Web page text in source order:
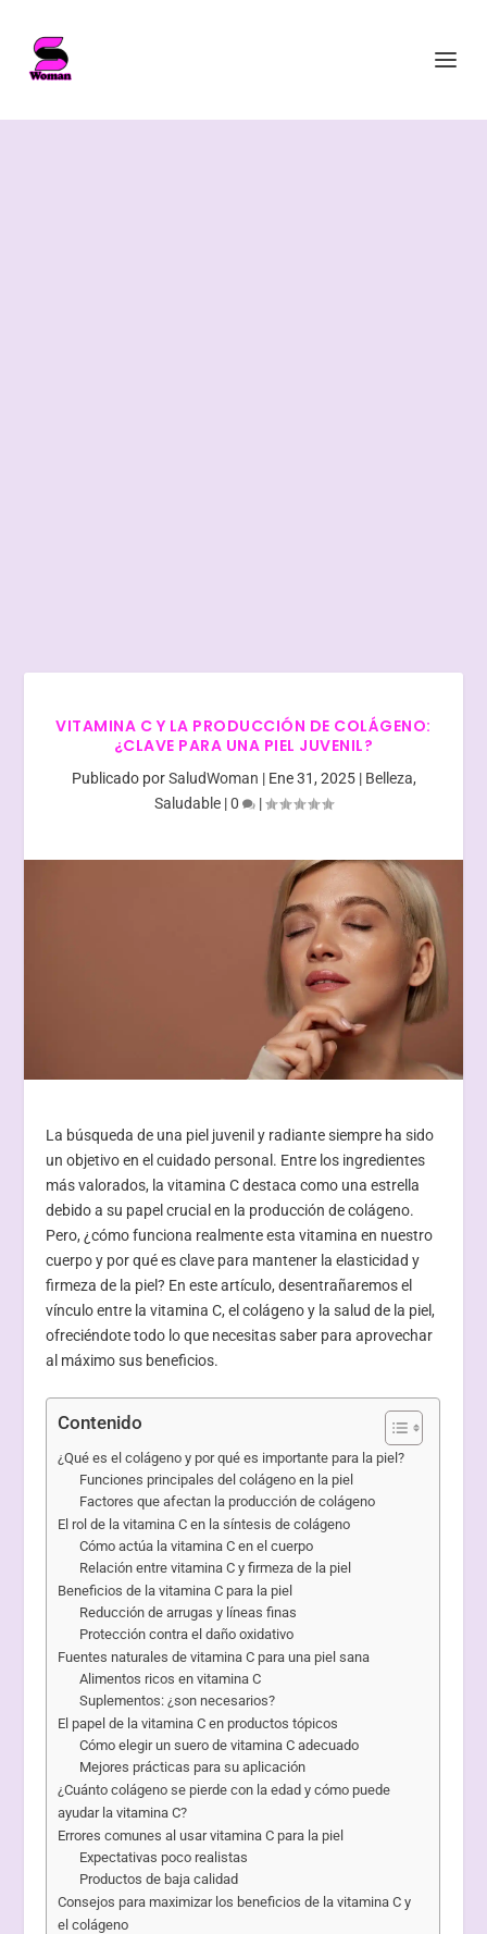
VITAMINA C Y LA PRODUCCIÓN DE COLÁGENO:
¿CLAVE PARA UNA PIEL JUVENIL?
Publicado porSaludWoman | Ene 31, 2025| Belleza,
Saludable |0 |
La búsqueda de una piel juvenil y radiante siempre ha sido
un objetivo en el cuidado personal. Entre los ingredientes
más valorados, la vitamina C destaca como una estrella
debido a su papel crucial en la producción de colágeno.
Pero, ¿cómo funciona realmente esta vitamina en nuestro
cuerpo y por qué es clave para mantener la elasticidad y
firmeza de la piel? En este artículo, desentrañaremos el
vínculo entre la vitamina C, el colágeno y la salud de la piel,
ofreciéndote todo lo que necesitas saber para aprovechar
al máximo sus beneficios.
Contenido
¿Qué es el colágeno y por qué es importante para la piel?
Funciones principales del colágeno en la piel
Factores que afectan la producción de colágeno
El rol de la vitamina C en la síntesis de colágeno
Cómo actúa la vitamina C en el cuerpo
Relación entre vitamina C y firmeza de la piel
Beneficios de la vitamina C para la piel
Reducción de arrugas y líneas finas
Protección contra el daño oxidativo
Fuentes naturales de vitamina C para una piel sana
Alimentos ricos en vitamina C
Suplementos: ¿son necesarios?
El papel de la vitamina C en productos tópicos
Cómo elegir un suero de vitamina C adecuado
Mejores prácticas para su aplicación
¿Cuánto colágeno se pierde con la edad y cómo puede
ayudar la vitamina C?
Errores comunes al usar vitamina C para la piel
Expectativas poco realistas
Productos de baja calidad
Consejos para maximizar los beneficios de la vitamina C y
el colágeno